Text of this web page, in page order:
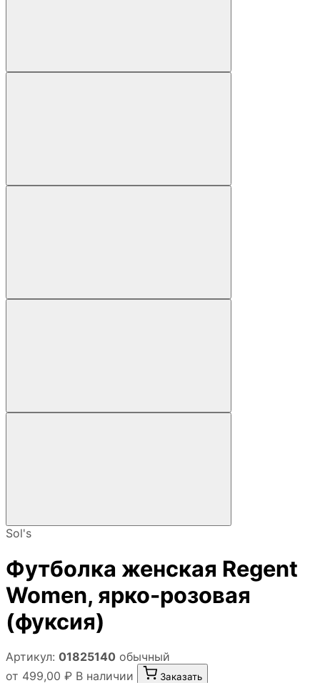
Sol's
Футболка женская Regent
Women, ярко-розовая
(фуксия)
Артикул: 01825140 обычный
от 499,00 ₽ В наличии Заказать